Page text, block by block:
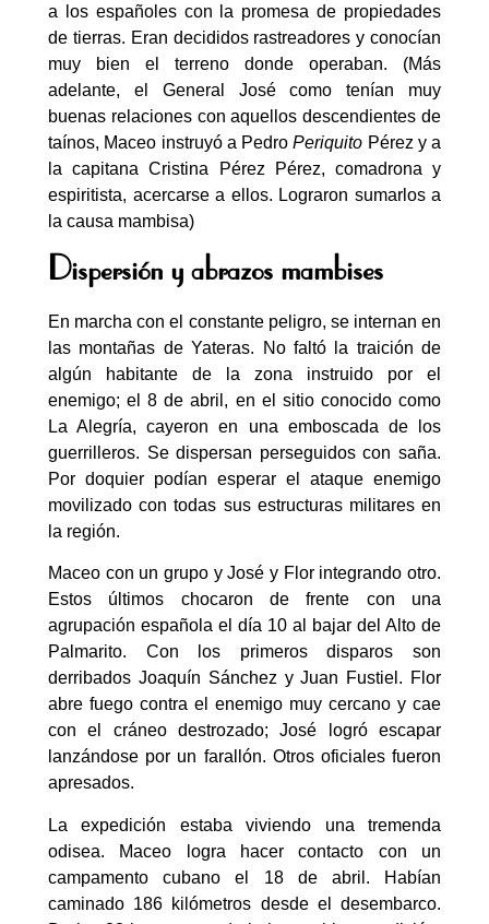
a los españoles con la promesa de propiedades
de tierras. Eran decididos rastreadores y conocían
muy bien el terreno donde operaban. (Más
adelante, el General José como tenían muy
buenas relaciones con aquellos descendientes de
taínos, Maceo instruyó a PedroPeriquito Pérez y a
la capitana Cristina Pérez Pérez, comadrona y
espiritista, acercarse a ellos. Lograron sumarlos a
la causa mambisa)
Dispersión y abrazos mambises
En marcha con el constante peligro, se internan en
las montañas de Yateras. No faltó la traición de
algún habitante de la zona instruido por el
enemigo; el 8 de abril, en el sitio conocido como
La Alegría, cayeron en una emboscada de los
guerrilleros. Se dispersan perseguidos con saña.
Por doquier podían esperar el ataque enemigo
movilizado con todas sus estructuras militares en
la región.
Maceo con un grupo y José y Flor integrando otro.
Estos últimos chocaron de frente con una
agrupación española el día 10 al bajar del Alto de
Palmarito. Con los primeros disparos son
derribados Joaquín Sánchez y Juan Fustiel. Flor
abre fuego contra el enemigo muy cercano y cae
con el cráneo destrozado; José logró escapar
lanzándose por un farallón. Otros oficiales fueron
apresados.
La expedición estaba viviendo una tremenda
odisea. Maceo logra hacer contacto con un
campamento cubano el 18 de abril. Habían
caminado 186 kilómetros desde el desembarco.